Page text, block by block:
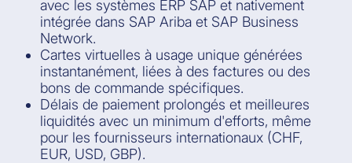
avec les systèmes ERP SAP et nativement
intégrée dans SAP Ariba et SAP Business
Network.
Cartes virtuelles à usage unique générées
instantanément, liées à des factures ou des
bons de commande spécifiques.
Délais de paiement prolongés et meilleures
liquidités avec un minimum d'efforts, même
pour les fournisseurs internationaux (CHF,
EUR, USD, GBP).